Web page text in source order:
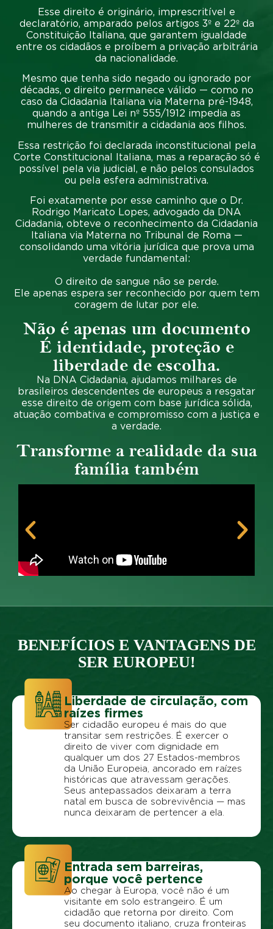
Esse direito é originário, imprescritível e
declaratório, amparado pelos artigos 3º e 22º da
Constituição Italiana, que garantem igualdade
entre os cidadãos e proíbem a privação arbitrária
da nacionalidade.
Mesmo que tenha sido negado ou ignorado por
décadas, o direito permanece válido — como no
caso da Cidadania Italiana via Materna pré-1948,
quando a antiga Lei nº 555/1912 impedia as
mulheres de transmitir a cidadania aos filhos.
Essa restrição foi declarada inconstitucional pela
Corte Constitucional Italiana, mas a reparação só é
possível pela via judicial , e não pelos consulados
ou pela esfera administrativa.
Foi exatamente por esse caminho que o Dr.
Rodrigo Maricato Lopes, advogado da DNA
Cidadania, obteve o reconhecimento da Cidadania
Italiana via Materna no Tribunal de Roma —
consolidando uma vitória jurídica que prova uma
verdade fundamental:
O direito de sangue não se perde.
Ele apenas espera ser reconhecido por quem tem
coragem de lutar por ele.
Não é apenas um documento
É identidade, proteção e
liberdade de escolha.
Na DNA Cidadania, ajudamos milhares de
brasileiros descendentes de europeus a resgatar
esse direito de origem com base jurídica sólida,
atuação combativa e compromisso com a justiça e
a verdade.
Transforme a realidade da sua
família também
BENEFÍCIOS E VANTAGENS DE
SER EUROPEU!
Liberdade de circulação, com
raízes firmes
Ser cidadão europeu é mais do que
transitar sem restrições. É exercer o
direito de viver com dignidade em
qualquer um dos 27 Estados-membros
da União Europeia, ancorado em raízes
históricas que atravessam gerações.
Seus antepassados deixaram a terra
natal em busca de sobrevivência — mas
nunca deixaram de pertencer a ela.
Entrada sem barreiras,
porque você pertence
Ao chegar à Europa, você não é um
visitante em solo estrangeiro. É um
cidadão que retorna por direito. Com
seu documento italiano, cruza fronteiras